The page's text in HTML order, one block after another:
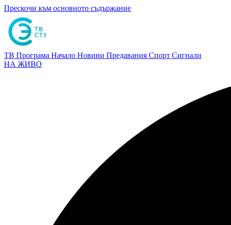
Прескочи към основното съдържание
ТВ Програма Начало Новини Предавания Спорт Сигнали
НА ЖИВО